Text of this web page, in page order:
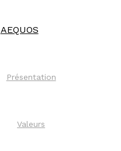
AEQUOS
Présentation
Valeurs